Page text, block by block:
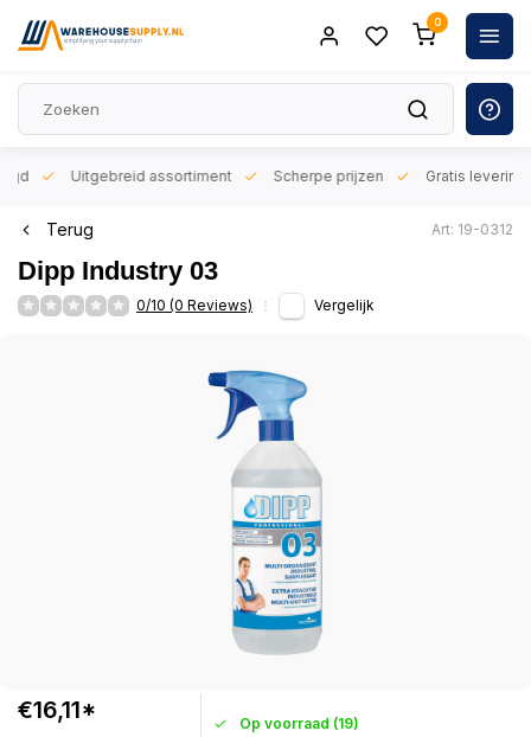
0
Uitgebreid assortiment Scherpe prijzen Gratis levering
Terug Art: 19-0312
Dipp Industry 03
0/10 (0 Reviews) Vergelijk
€16,11* Op voorraad (19)